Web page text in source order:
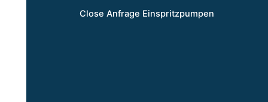
Close Anfrage Einspritzpumpen